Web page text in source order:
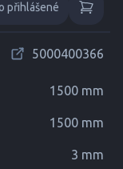
přihlášené
5000400366
1500 mm
1500 mm
3 mm